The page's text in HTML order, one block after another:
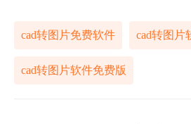
cad转图片免费软件 cad转图片
cad转图片软件免费版